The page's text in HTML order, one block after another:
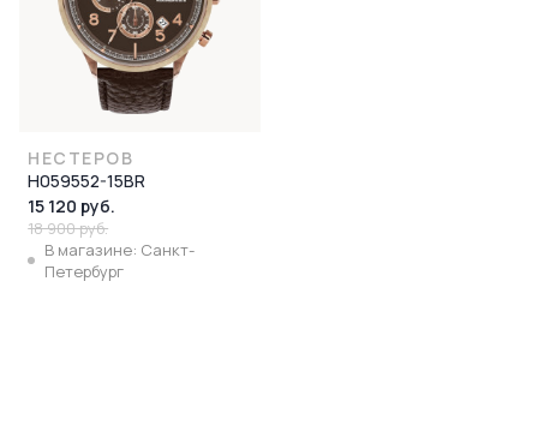
НЕСТЕРОВ
H059552-15BR
15 120 руб.
18 900 руб.
В магазине: Санкт-
Петербург